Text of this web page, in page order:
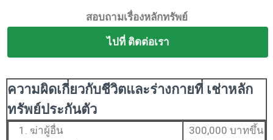
สอบถามเรื่องหลักทรัพย์
ไปที่ ติดต่อเรา
ความผิดเกี่ยวกับชีวิตและร่างกายที่ เช่าหลัก
ทรัพย์ประกันตัว
ฆ่าผู้อื่น
300,000 บาทขึ้น